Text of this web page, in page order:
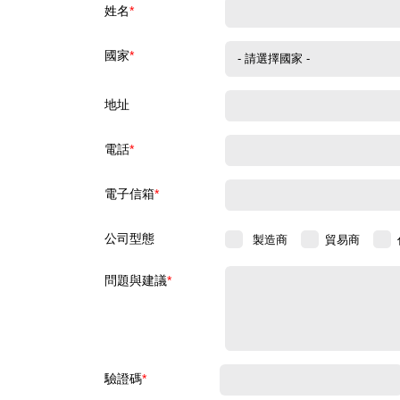
姓名*
國家*
地址
電話*
電子信箱*
公司型態 製造商 貿易商
問題與建議*
驗證碼*